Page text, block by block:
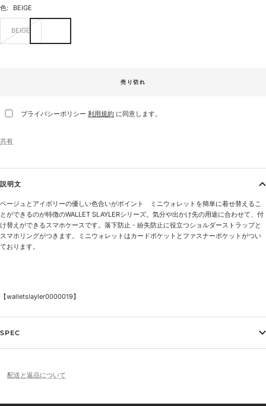
色: BEIGE
BEIGE
売り切れ
プライバシーポリシー 利用規約 に同意します。
共有
説明文
ベージュとアイボリーの優しい色合いがポイント ミニウォレットを簡単に着せ替えるこ
とができるのが特徴のWALLET SLAYLERシリーズ。気分や出かけ先の用途に合わせて、付
け替えができるスマホケースです。落下防止・紛失防止に役立つショルダーストラップと
スマホリングがつきます。ミニウォレットはカードポケットとファスナーポケットがつい
ております。
【walletslayler0000019】
SPEC
配送と返品について